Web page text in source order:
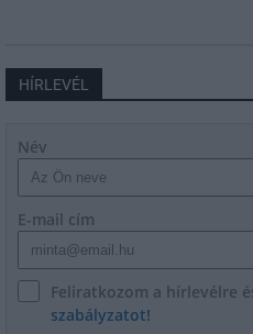
HÍRLEVÉL
Név
E-mail cím
Feliratkozom a hírlevélre
szabályzatot!